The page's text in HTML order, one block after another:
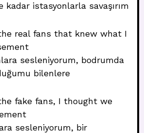
kadar istasyonlarla savaşırım
real fans that knew what I
sesleniyorum, bodrumda
bilenlere
fake fans, I thought we
sesleniyorum, bir